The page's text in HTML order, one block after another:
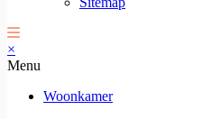
×
Menu
Woonkamer